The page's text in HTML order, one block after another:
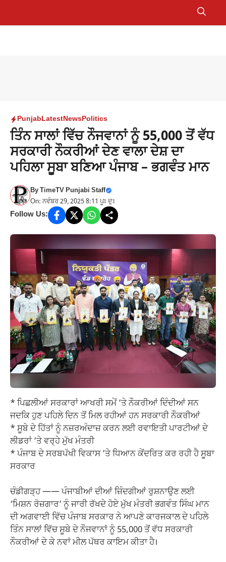
Menu
PunjabLatestNewsPolitics
ਤਿੰਨ ਸਾਲਾਂ ਵਿੱਚ ਨੌਜਵਾਨਾਂ ਨੂੰ 55,000 ਤੋਂ ਵੱਧ
ਸਰਕਾਰੀ ਨੌਕਰੀਆਂ ਦੇਣ ਵਾਲਾ ਦੇਸ਼ ਦਾ
ਪਹਿਲਾ ਸੂਬਾ ਬਣਿਆ ਪੰਜਾਬ – ਭਗਵੰਤ ਮਾਨ
ByTimeTV Punjabi Staff
On: ਨਵੰਬਰ 29, 2025 8:11 ਪੂਃ ਦੁਃ
Follow Us:
* ਪਿਛਲੀਆਂ ਸਰਕਾਰਾਂ ਆਖਰੀ ਸਮੇਂ ’ਤੇ ਨੌਕਰੀਆਂ ਦਿੰਦੀਆਂ ਸਨ
ਜਦਕਿ ਹੁਣ ਪਹਿਲੇ ਦਿਨ ਤੋਂ ਮਿਲ ਰਹੀਆਂ ਹਨ ਸਰਕਾਰੀ ਨੌਕਰੀਆਂ
* ਸੂਬੇ ਦੇ ਹਿੱਤਾਂ ਨੂੰ ਨਜ਼ਰਅੰਦਾਜ਼ ਕਰਨ ਲਈ ਰਵਾਇਤੀ ਪਾਰਟੀਆਂ ਦੇ
ਲੀਡਰਾਂ ’ਤੇ ਵਰ੍ਹੇ ਮੁੱਖ ਮੰਤਰੀ
* ਪੰਜਾਬ ਦੇ ਸਰਬਪੱਖੀ ਵਿਕਾਸ ’ਤੇ ਧਿਆਨ ਕੇਂਦਰਿਤ ਕਰ ਰਹੀ ਹੈ ਸੂਬਾ
ਸਰਕਾਰ
ਚੰਡੀਗੜ੍ਹ —— ਪੰਜਾਬੀਆਂ ਦੀਆਂ ਜ਼ਿੰਦਗੀਆਂ ਰੁਸ਼ਨਾਉਣ ਲਈ
‘ਮਿਸ਼ਨ ਰੋਜ਼ਗਾਰ’ ਨੂੰ ਜਾਰੀ ਰੱਖਦੇ ਹੋਏ ਮੁੱਖ ਮੰਤਰੀ ਭਗਵੰਤ ਸਿੰਘ ਮਾਨ
ਦੀ ਅਗਵਾਈ ਵਿੱਚ ਪੰਜਾਬ ਸਰਕਾਰ ਨੇ ਆਪਣੇ ਕਾਰਜਕਾਲ ਦੇ ਪਹਿਲੇ
ਤਿੰਨ ਸਾਲਾਂ ਵਿੱਚ ਸੂਬੇ ਦੇ ਨੌਜਵਾਨਾਂ ਨੂੰ 55,000 ਤੋਂ ਵੱਧ ਸਰਕਾਰੀ
ਨੌਕਰੀਆਂ ਦੇ ਕੇ ਨਵਾਂ ਮੀਲ ਪੱਥਰ ਕਾਇਮ ਕੀਤਾ ਹੈ।